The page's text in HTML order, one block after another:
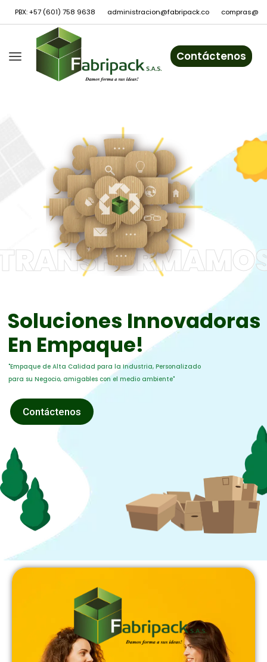
PBX: +57 (601) 758 9638 administracion@fabripack.co
Contáctenos
Soluciones Innovadoras
En Empaque!
"Empaque de Alta Calidad para la Industria, Personalizado
para su Negocio, amigables con el medio ambiente"
Contáctenos